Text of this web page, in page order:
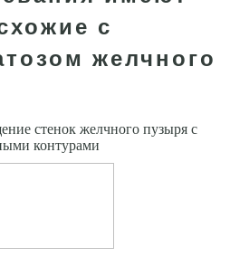
с
желчного
стенок желчного пузыря с
контурами